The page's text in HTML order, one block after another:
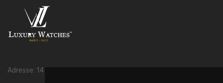
Adresse: 14 Avenue Félix Faure 06000 Nice, France.